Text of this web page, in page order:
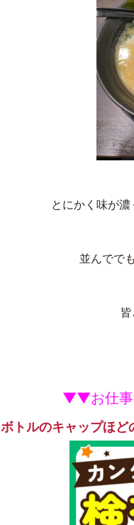
とにかく味が
並んでで
▼▼お仕事
ボトルのキャップほど